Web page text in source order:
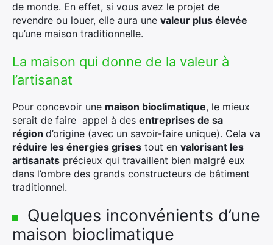
de monde. En effet, si vous avez le projet de
revendre ou louer, elle aura une valeur plus élevée
qu’une maison traditionnelle.
La maison qui donne de la valeur à
l’artisanat
Pour concevoir une maison bioclimatique, le mieux
serait de faire appel à des entreprises de sa
région d’origine (avec un savoir-faire unique). Cela va
réduire les énergies grises tout en valorisant les
artisanats précieux qui travaillent bien malgré eux
dans l’ombre des grands constructeurs de bâtiment
traditionnel.
Quelques inconvénients d’une
maison bioclimatique